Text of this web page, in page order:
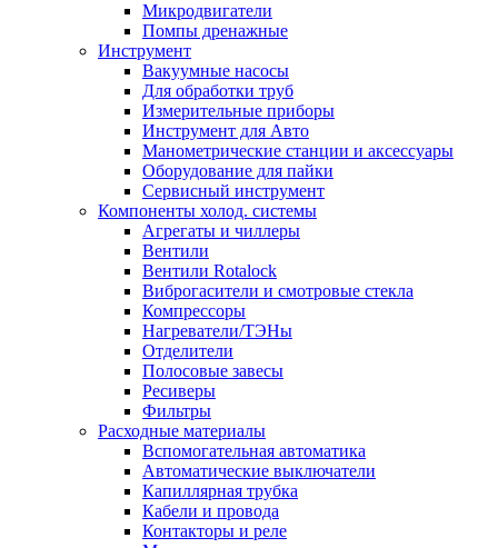
Микродвигатели
Помпы дренажные
Инструмент
Вакуумные насосы
Для обработки труб
Измерительные приборы
Инструмент для Авто
Манометрические станции и аксессуары
Оборудование для пайки
Сервисный инструмент
Компоненты холод. системы
Агрегаты и чиллеры
Вентили
Вентили Rotalock
Виброгасители и смотровые стекла
Компрессоры
Нагреватели/ТЭНы
Отделители
Полосовые завесы
Ресиверы
Фильтры
Расходные материалы
Вспомогательная автоматика
Автоматические выключатели
Капиллярная трубка
Кабели и провода
Контакторы и реле